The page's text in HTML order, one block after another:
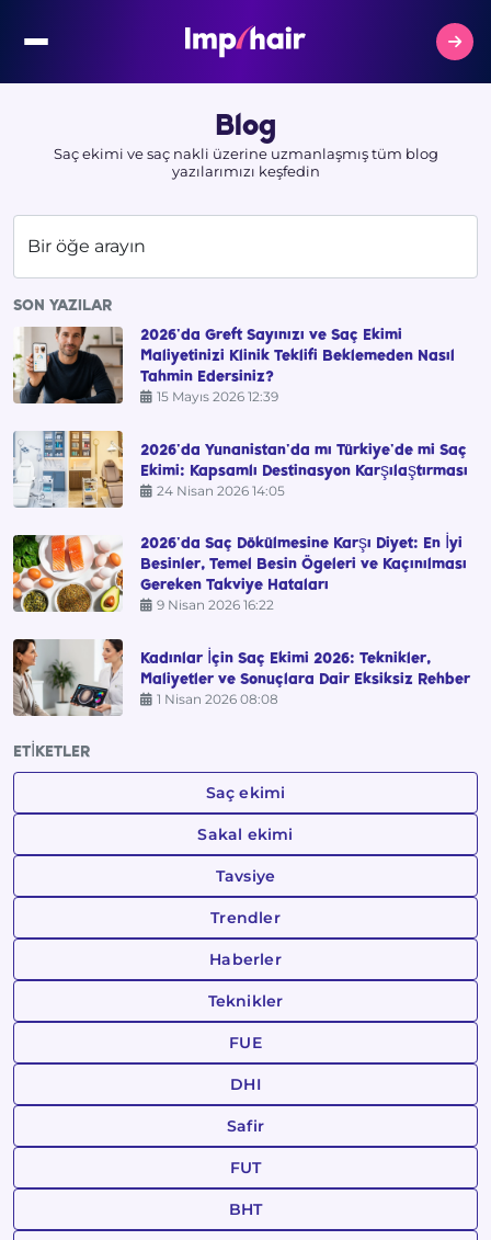
Blog
Saç ekimi ve saç nakli üzerine uzmanlaşmış tüm blog
yazılarımızı keşfedin
Bir öğe arayın
SON YAZILAR
2026'da Greft Sayınızı ve Saç Ekimi
Maliyetinizi Klinik Teklifi Beklemeden Nasıl
Tahmin Edersiniz?
15 Mayıs 2026 12:39
2026'da Yunanistan'da mı Türkiye'de mi Saç
Ekimi: Kapsamlı Destinasyon Karşılaştırması
24 Nisan 2026 14:05
2026'da Saç Dökülmesine Karşı Diyet: En İyi
Besinler, Temel Besin Ögeleri ve Kaçınılması
Gereken Takviye Hataları
9 Nisan 2026 16:22
Kadınlar İçin Saç Ekimi 2026: Teknikler,
Maliyetler ve Sonuçlara Dair Eksiksiz Rehber
1 Nisan 2026 08:08
ETIKETLER
Saç ekimi
Sakal ekimi
Tavsiye
Trendler
Haberler
Teknikler
FUE
DHI
Safir
FUT
BHT